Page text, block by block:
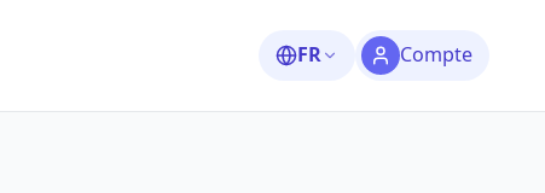
FR Compte